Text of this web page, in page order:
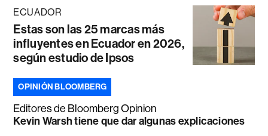
ECUADOR
Estas son las 25 marcas más
influyentes en Ecuador en 2026,
según estudio de Ipsos
OPINIÓN BLOOMBERG
Editores de Bloomberg Opinion
Kevin Warsh tiene que dar algunas explicaciones